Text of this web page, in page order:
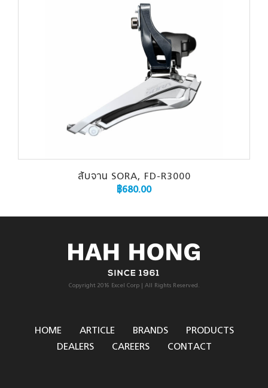
สับจาน SORA, FD-R3000
฿680.00
Copyright 2016 Excel Corp | All Rights Reserved.
HOME ARTICLE BRANDS
PRODUCTS
DEALERS
CAREERS CONTACT